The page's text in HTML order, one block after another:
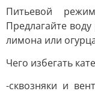
Питьевой
Предлагайте
лимона или
Чего избегать
-сквозняки и